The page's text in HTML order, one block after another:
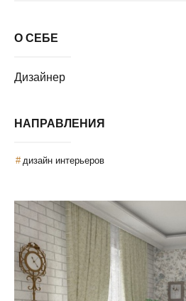
О СЕБЕ
Дизайнер
НАПРАВЛЕНИЯ
дизайн интерьеров